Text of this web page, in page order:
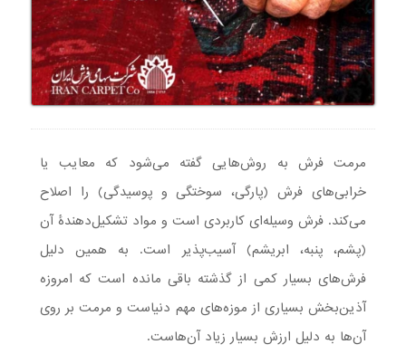
مرمت فرش به روش‌هایی گفته می‌شود که معایب یا
خرابی‌های فرش (پارگی، سوختگی و پوسیدگی) را اصلاح
می‌کند. فرش وسیله‌ای کاربردی است و مواد تشکیل‌دهندۀ آن
(پشم، پنبه، ابریشم) آسیب‌پذیر است. به همین دلیل
فرش‌های بسیار کمی از گذشته باقی مانده است که امروزه
آذین‌بخش بسیاری از موزه‌های مهم دنیاست و مرمت بر روی
آن‌ها به دلیل ارزش بسیار زیاد آن‌هاست.